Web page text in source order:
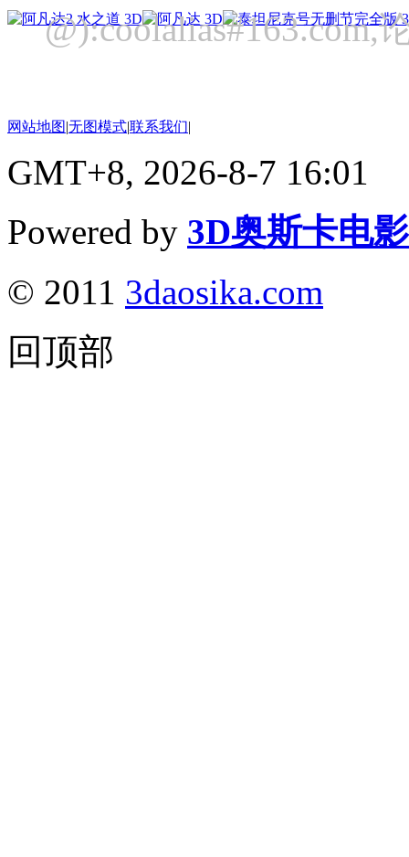
网站地图|无图模式|联系我们|
GMT+8, 2026-8-7 16:01
Powered by 3D奥斯卡电
© 2011 3daosika.com
回顶部